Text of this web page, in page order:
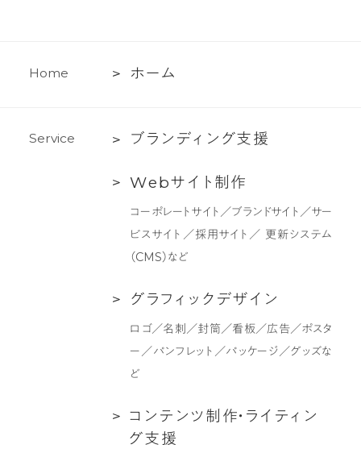
Home
ホ
ホーム
Service
ブ
ン
支
ブラ ン ディ ン グ支援
Web
作
Webサ イ ト 制 作
コーポレートサイト／ブランドサイト／サー
ビスサイト／採用サイト／ 更新システム
（CMS）など
グ
ク
グラフ ィ ッ ク デザイ ン
ロゴ／名刺／封筒／看板／広告／ポスタ
ー／パンフレット／パッケージ／グッズな
ど
コ コ ン テ ン ツ制 作・ ラ イ ティ ン
グ支援